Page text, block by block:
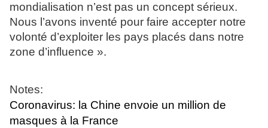
mondialisation n’est pas un concept sérieux.
Nous l’avons inventé pour faire accepter notre
volonté d’exploiter les pays placés dans notre
zone d’influence ».
Notes:
Coronavirus: la Chine envoie un million de
masques à la France